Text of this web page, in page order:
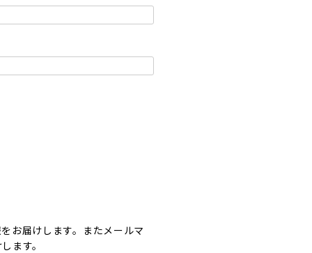
お届けします。またメールマ
ます。